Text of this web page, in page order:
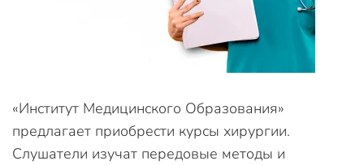
«Институт Медицинского Образования»
предлагает приобрести курсы хирургии.
Слушатели изучат передовые методы и